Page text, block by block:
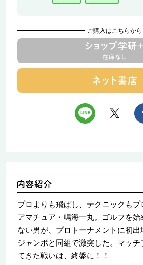
ご購入はこちらから
プロよりも飛ばし、テクニックも
アマチュア・鳴海一丸。ゴルフを始
ない男が、プロトーナメントに初
ジャンボと同組で激突した。マッチ
てきた戦いは、終盤に！！